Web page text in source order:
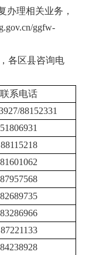
办理相关业务，
ggfw-
各区县咨询电
联系电话
88152331
51806931
88115218
81601062
87957568
82689735
83286966
87221133
84238928